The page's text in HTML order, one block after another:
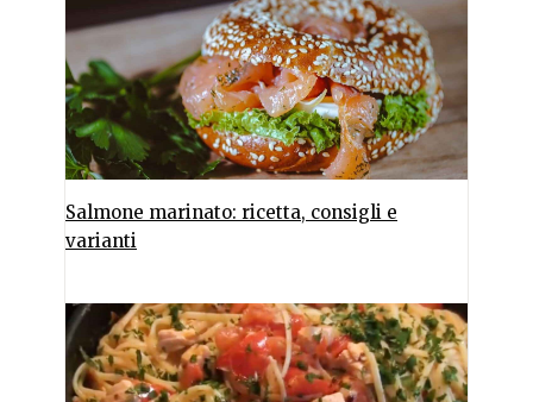
Salmone marinato: ricetta, consigli e
varianti